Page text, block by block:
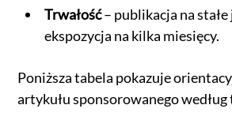
Trwałość– publikacja na
ekspozycja na kilka miesięcy.
Poniższa tabela pokazuje
artykułu sponsorowanego